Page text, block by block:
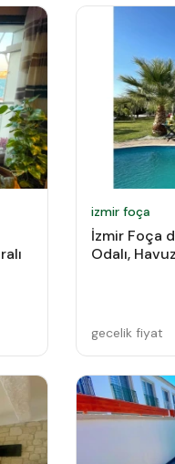
izmir foça
İzmir Foça
Odalı,
gecelik fiyat